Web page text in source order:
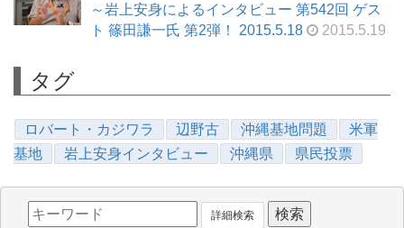
～岩上安身によるインタビュー 第542回 ゲス
ト 篠田謙一氏 第2弾！ 2015.5.18
2015.5.19
タグ
ロバート・カジワラ 辺野古 沖縄基地問題
米軍
基地
岩上安身インタビュー 沖縄県 県民投票
詳細検索